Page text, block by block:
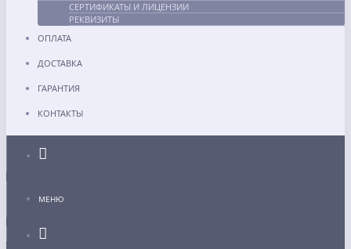
СЕРТИФИКАТЫ И ЛИЦЕНЗИИ
РЕКВИЗИТЫ
ОПЛАТА
ДОСТАВКА
ГАРАНТИЯ
КОНТАКТЫ
МЕНЮ